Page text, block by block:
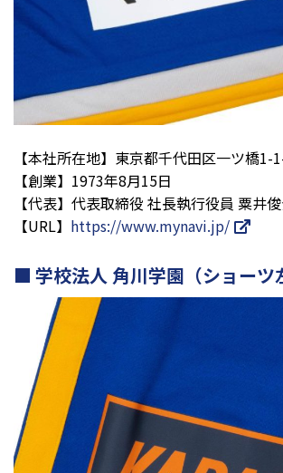
【本社所在地】東京都千代田区一ツ橋1-
【創業】1973年8月15日
【代表】代表取締役 社長執行役員 粟井
【URL】 https://www.mynavi.jp/
学校法人 角川学園（ショーツ